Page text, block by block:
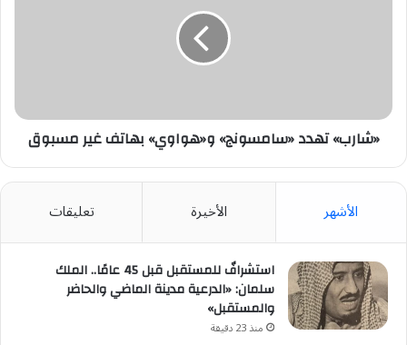
«شارب» تهدد «سامسونج» و«هواوي» بهاتف غير مسبوق
الأشهر الأخيرة تعليقات
استشرافٌ للمستقبل قبل 45 عامًا.. الملك
سلمان: «الدرعية مدينة الماضي والحاضر
والمستقبل»
منذ 23 دقيقة